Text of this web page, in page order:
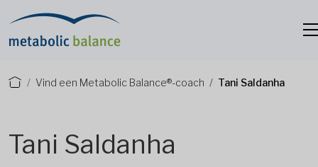
Vind een Metabolic Balance®-coach Tani Saldanha
Tani Saldanha